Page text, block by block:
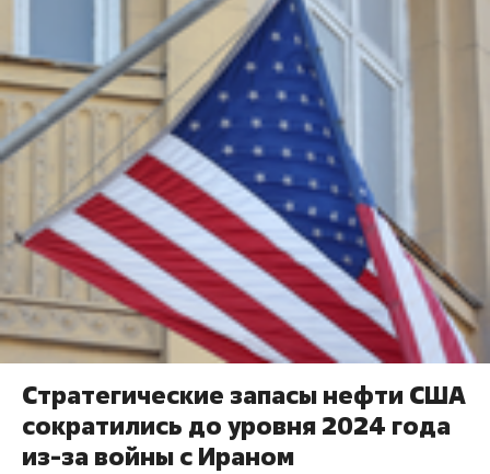
Стратегические запасы нефти США
сократились до уровня 2024 года
из-за войны с Ираном